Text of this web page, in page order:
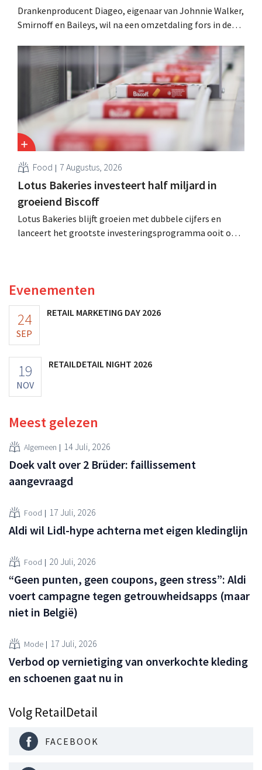
Drankenproducent Diageo, eigenaar van Johnnie Walker,
Smirnoff en Baileys, wil na een omzetdaling fors in de
andere Guiness en voorgemixte cocktails.
Food 7 Augustus, 2026
Lotus Bakeries investeert half miljard in
groeiend Biscoff
Lotus Bakeries blijft groeien met dubbele cijfers en
lanceert het grootste investeringsprogramma ooit om
Evenementen
24
SEP
RETAIL MARKETING DAY 2026
19
NOV
RETAILDETAIL NIGHT 2026
Meest gelezen
Algemeen 14 Juli, 2026
Doek valt over 2 Brüder: faillissement
aangevraagd
Food 17 Juli, 2026
Aldi wil Lidl-hype achterna met eigen kledinglijn
Food 20 Juli, 2026
“Geen punten, geen coupons, geen stress”: Aldi
voert campagne tegen getrouwheidsapps (maar
niet in België)
Mode 17 Juli, 2026
Verbod op vernietiging van onverkochte kleding
en schoenen gaat nu in
Volg RetailDetail
FACEBOOK